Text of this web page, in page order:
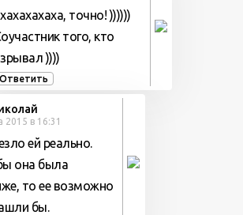
точно! ))))))
того, кто
))))
Ответить
2015 в 16:31
ей реально.
она была
то ее возможно
бы.